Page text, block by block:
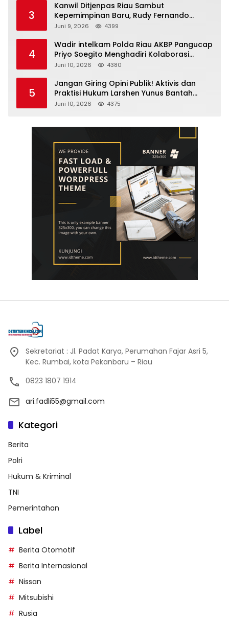
3
Kanwil Ditjenpas Riau Sambut
Kepemimpinan Baru, Rudy Fernando
Sianturi Resmi Menjabat Kakanwil
Juni 9, 2026 4399
4
Wadir intelkam Polda Riau AKBP Pangucap
Priyo Soegito Menghadiri Kolaborasi
Selamatkan Lingkungan Cegah Karhutla
Juni 10, 2026 4380
5
Jangan Giring Opini Publik! Aktivis dan
Praktisi Hukum Larshen Yunus Bantah
Tuduhan Soal Gelar Profesor Sufmi Dasco
Juni 10, 2026 4375
Sekretariat : Jl. Padat Karya, Perumahan Fajar Asri 5,
Kec. Rumbai, kota Pekanbaru – Riau
0823 1807 1914
ari.fadli55@gmail.com
Kategori
Berita
Polri
Hukum & Kriminal
TNI
Pemerintahan
Label
Berita Otomotif
Berita Internasional
Nissan
Mitsubishi
Rusia